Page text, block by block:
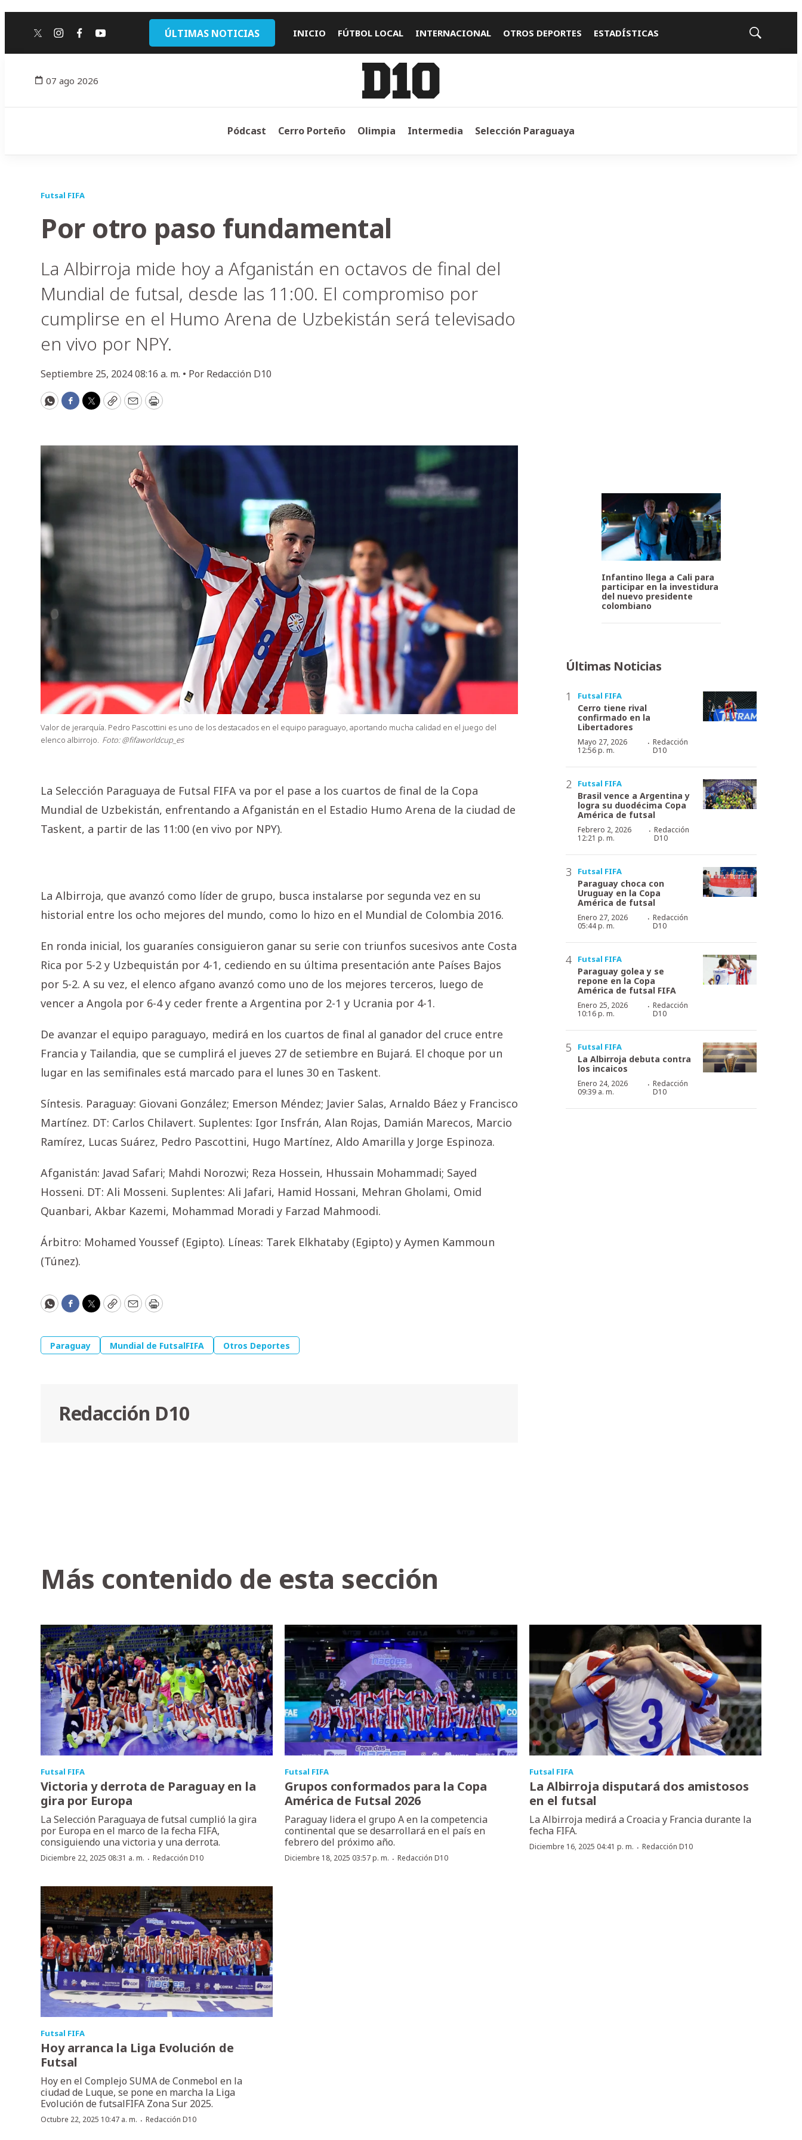
twitterinstagram
facebook
youtube ÚLTIMAS NOTICIAS INICIO FÚTBOL LOCAL INTERNACIONAL OTROS DEPORTES ESTADÍSTICAS
Mostrar
07 ago 2026
Pódcast Cerro Porteño Olimpia Intermedia Selección Paraguaya
Futsal FIFA
Por otro paso fundamental
La Albirroja mide hoy a Afganistán en octavos de final del
Mundial de futsal, desde las 11:00. El compromiso por
cumplirse en el Humo Arena de Uzbekistán será televisado
en vivo por NPY.
Septiembre 25, 2024 08:16 a. m. • Por Redacción D10
WhatsApp
Facebook
Twitter
CopyEmailPrint
Valor de jerarquía. Pedro Pascottini es uno de los destacados en el equipo paraguayo, aportando mucha calidad en el juego del
elenco albirrojo. Foto: @fifaworldcup_es
La Selección Paraguaya de Futsal FIFA va por el pase a los cuartos de final de la Copa
Mundial de Uzbekistán, enfrentando a Afganistán en el Estadio Humo Arena de la ciudad de
Taskent, a partir de las 11:00 (en vivo por NPY).
La Albirroja, que avanzó como líder de grupo, busca instalarse por segunda vez en su
historial entre los ocho mejores del mundo, como lo hizo en el Mundial de Colombia 2016.
En ronda inicial, los guaraníes consiguieron ganar su serie con triunfos sucesivos ante Costa
Rica por 5-2 y Uzbequistán por 4-1, cediendo en su última presentación ante Países Bajos
por 5-2. A su vez, el elenco afgano avanzó como uno de los mejores terceros, luego de
vencer a Angola por 6-4 y ceder frente a Argentina por 2-1 y Ucrania por 4-1.
De avanzar el equipo paraguayo, medirá en los cuartos de final al ganador del cruce entre
Francia y Tailandia, que se cumplirá el jueves 27 de setiembre en Bujará. El choque por un
lugar en las semifinales está marcado para el lunes 30 en Taskent.
Síntesis. Paraguay: Giovani González; Emerson Méndez; Javier Salas, Arnaldo Báez y Francisco
Martínez. DT: Carlos Chilavert. Suplentes: Igor Insfrán, Alan Rojas, Damián Marecos, Marcio
Ramírez, Lucas Suárez, Pedro Pascottini, Hugo Martínez, Aldo Amarilla y Jorge Espinoza.
Afganistán: Javad Safari; Mahdi Norozwi; Reza Hossein, Hhussain Mohammadi; Sayed
Hosseni. DT: Ali Mosseni. Suplentes: Ali Jafari, Hamid Hossani, Mehran Gholami, Omid
Quanbari, Akbar Kazemi, Mohammad Moradi y Farzad Mahmoodi.
Árbitro: Mohamed Youssef (Egipto). Líneas: Tarek Elkhataby (Egipto) y Aymen Kammoun
(Túnez).
WhatsApp
Facebook
Twitter
CopyEmailPrint
Paraguay Mundial de FutsalFIFA Otros Deportes
Redacción D10
Infantino llega a Cali para
participar en la investidura
del nuevo presidente
colombiano
Últimas Noticias
Futsal FIFA
Cerro tiene rival
confirmado en la
Libertadores
Mayo 27, 2026
12:56 p. m.
· Redacción
D10
Futsal FIFA
Brasil vence a Argentina y
logra su duodécima Copa
América de futsal
Febrero 2, 2026
12:21 p. m.
· Redacción
D10
Futsal FIFA
Paraguay choca con
Uruguay en la Copa
América de futsal
Enero 27, 2026
05:44 p. m.
·Redacción
D10
Futsal FIFA
Paraguay golea y se
repone en la Copa
América de futsal FIFA
Enero 25, 2026
10:16 p. m.
·Redacción
D10
Futsal FIFA
La Albirroja debuta contra
los incaicos
Enero 24, 2026
09:39 a. m.
· Redacción
D10
Más contenido de esta sección
Futsal FIFA
Victoria y derrota de Paraguay en la
gira por Europa
La Selección Paraguaya de futsal cumplió la gira
por Europa en el marco de la fecha FIFA,
consiguiendo una victoria y una derrota.
Diciembre 22, 2025 08:31 a. m. · Redacción D10
Futsal FIFA
Grupos conformados para la Copa
América de Futsal 2026
Paraguay lidera el grupo A en la competencia
continental que se desarrollará en el país en
febrero del próximo año.
Diciembre 18, 2025 03:57 p. m. ·Redacción D10
Futsal FIFA
La Albirroja disputará dos amistosos
en el futsal
La Albirroja medirá a Croacia y Francia durante la
fecha FIFA.
Diciembre 16, 2025 04:41 p. m. · Redacción D10
Futsal FIFA
Hoy arranca la Liga Evolución de
Futsal
Hoy en el Complejo SUMA de Conmebol en la
ciudad de Luque, se pone en marcha la Liga
Evolución de futsalFIFA Zona Sur 2025.
Octubre 22, 2025 10:47 a. m. · Redacción D10